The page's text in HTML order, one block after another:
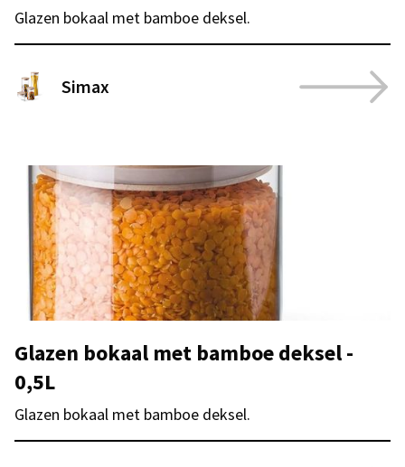
Glazen bokaal met bamboe deksel.
Simax
Glazen bokaal met bamboe deksel -
0,5L
Glazen bokaal met bamboe deksel.